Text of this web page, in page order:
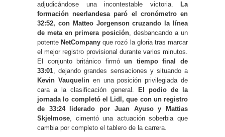
adjudicándose una incontestable victoria.
La
formación neerlandesa paró el cronómetro en
32:52, con Matteo Jorgenson cruzando la línea
de meta en primera posición, desbancando a un
potente NetCompany que rozó la gloria tras marcar
el mejor registro provisional durante varios minutos.
El conjunto británico firmóun tiempo final de
33:01, dejando grandes sensaciones y situando a
Kevin Vauquelinen una posición privilegiada de
cara a la clasificación general.
El podio de la
jornada lo completó el Lidl, que con un registro
de 33:24 liderado por Juan Ayuso y Mattias
Skjelmose, cimentó una actuación soberbia que
cambia por completo el tablero de la carrera.